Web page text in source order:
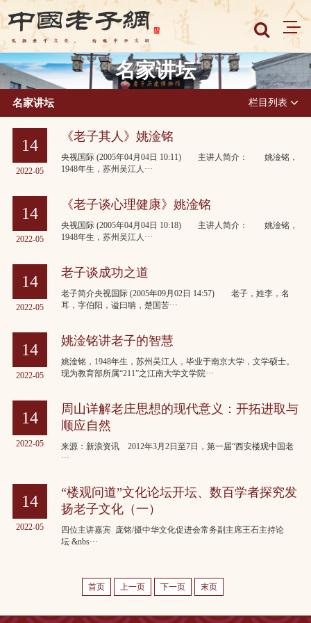
名家讲坛
名家讲坛 栏目列表
14
2022-05
《老子其人》姚淦铭
央视国际 (2005年04月04日 10:11) 主讲人简介： 姚淦铭，
1948年生，苏州吴江人···
14
2022-05
《老子谈心理健康》姚淦铭
央视国际 (2005年04月04日 10:18) 主讲人简介： 姚淦铭，
1948年生，苏州吴江人···
14
2022-05
老子谈成功之道
老子简介央视国际 (2005年09月02日 14:57) 老子，姓李，名
耳，字伯阳，谥曰聃，楚国苦···
14
2022-05
姚淦铭讲老子的智慧
姚淦铭，1948年生，苏州吴江人，毕业于南京大学，文学硕士。
现为教育部所属“211”之江南大学文学院···
14
2022-05
周山详解老庄思想的现代意义：开拓进取与
顺应自然
来源：新浪资讯 2012年3月2日至7日，第一届“西安楼观中国老
···
14
2022-05
“楼观问道”文化论坛开坛、数百学者探究发
扬老子文化（一）
四位主讲嘉宾 庞铭/摄中华文化促进会常务副主席王石主持论
坛 &nbs···
首页 上一页 下一页 末页